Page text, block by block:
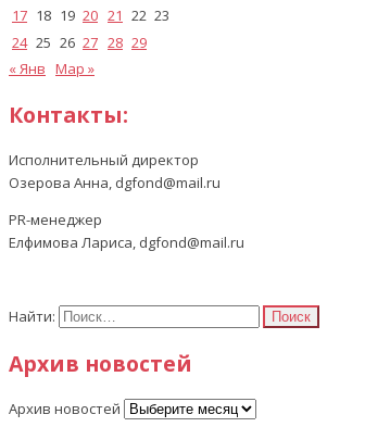
17 18 19 20 21 22 23
24 25 26 27 28 29
« Янв Мар »
Контакты:
Исполнительный директор
Озерова Анна, dgfond@mail.ru
PR-менеджер
Елфимова Лариса, dgfond@mail.ru
Найти:
Архив новостей
Архив новостей